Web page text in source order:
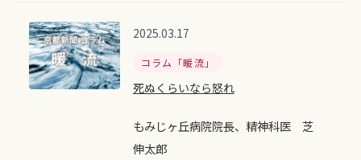
2025.03.17
コラム「暖流」
死ぬくらいなら怒れ
もみじヶ丘病院院長、精神科医 芝
伸太郎